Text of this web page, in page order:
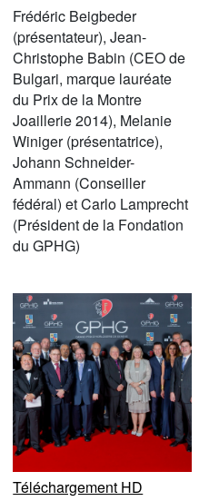
Frédéric Beigbeder
(présentateur), Jean-
Christophe Babin (CEO de
Bulgari, marque lauréate
du Prix de la Montre
Joaillerie 2014), Melanie
Winiger (présentatrice),
Johann Schneider-
Ammann (Conseiller
fédéral) et Carlo Lamprecht
(Président de la Fondation
du GPHG)
Téléchargement HD